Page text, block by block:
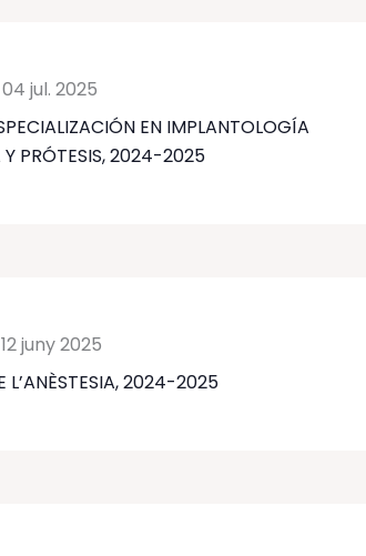
EN IMPLANTOLOGÍA
Y PRÓTESIS, 2024-2025
04 jul. 2025
L’ANÈSTESIA, 2024-2025
12 juny 2025